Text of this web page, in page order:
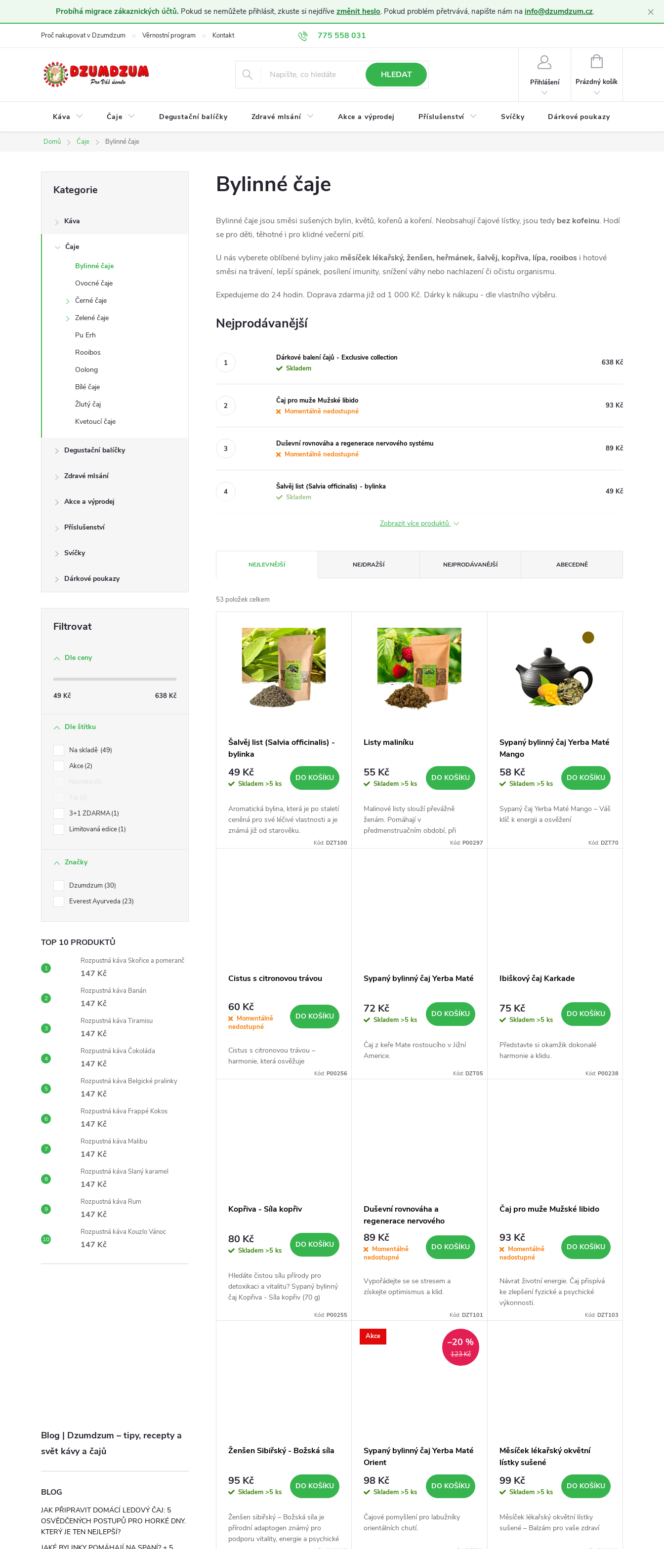
Probíhá migrace zákaznických účtů. Pokud se nemůžete přihlásit, zkuste si nejdříve změnit heslo. Pokud problém přetrvává, napište nám na info@dzumdzum.cz. ×
775 558 031
Proč nakupovat v Dzumdzum Věrnostní program Kontakt Doprava a platba Obchodní podmínky
HLEDAT
Přihlášení
NÁKUPNÍ
Prázdný košík
Káva Čaje Degustační balíčky Zdravé mlsání Akce a výprodej Příslušenství Svíčky Dárkové poukazy
Domů Čaje Bylinné čaje
s
kategorie
Kategorie
Káva
Čaje
Bylinné čaje
Ovocné čaje
Černé čaje
Zelené čaje
Pu Erh
Rooibos
Oolong
Bílé čaje
Žlutý čaj
Kvetoucí čaje
Degustační balíčky
Zdravé mlsání
Akce a výprodej
Příslušenství
Svíčky
Dárkové poukazy
Dle ceny
49 Kč 638 Kč
Dle štítku
Na skladě 49
Akce 2
3+1 ZDARMA 1
Limitovaná edice 1
Značky
Dzumdzum 30
Everest Ayurveda 23
TOP 10 PRODUKTŮ
Rozpustná káva Skořice a pomeranč
147 Kč
Rozpustná káva Banán
147 Kč
Rozpustná káva Tiramisu
147 Kč
Rozpustná káva Čokoláda
147 Kč
Rozpustná káva Belgické pralinky
147 Kč
Rozpustná káva Frappé Kokos
147 Kč
Rozpustná káva Malibu
147 Kč
Rozpustná káva Slaný karamel
147 Kč
Rozpustná káva Rum
147 Kč
Rozpustná káva Kouzlo Vánoc
147 Kč
Blog | Dzumdzum – tipy, recepty a
svět kávy a čajů
BLOG
JAK PŘIPRAVIT DOMÁCÍ LEDOVÝ ČAJ: 5
OSVĚDČENÝCH POSTUPŮ PRO HORKÉ DNY.
KTERÝ JE TEN NEJLEPŠÍ?
Bylinné čaje
Bylinné čaje jsou směsi sušených bylin, květů, kořenů a koření. Neobsahují čajové lístky, jsou tedy bez kofeinu. Hodí
se pro děti, těhotné i pro klidné večerní pití.
U nás vyberete oblíbené byliny jako měsíček lékařský, ženšen, heřmánek, šalvěj, kopřiva, lípa, rooibos i hotové
směsi na trávení, lepší spánek, posílení imunity, snížení váhy nebo nachlazení či očistu organismu.
Expedujeme do 24 hodin. Doprava zdarma již od 1 000 Kč. Dárky k nákupu - dle vlastního výběru.
Nejprodávanější
Dárkové balení čajů - Exclusive collection
Skladem
638 Kč
Čaj pro muže Mužské libido
Momentálně nedostupné
93 Kč
Duševní rovnováha a regenerace nervového systému
Momentálně nedostupné
89 Kč
Šalvěj list (Salvia officinalis) - bylinka
Skladem
49 Kč
Zobrazit více produktů
a
z
NEJLEVNĚJŠÍ NEJDRAŽŠÍ NEJPRODÁVANĚJŠÍ ABECEDNĚ
53 položek celkem
u
Šalvěj list (Salvia officinalis) -
bylinka
49 Kč
Skladem >5 ks
DO KOŠÍKU
Aromatická bylina, která je po staletí
ceněná pro své léčivé vlastnosti a je
známá již od starověku.
Kód:DZT100
Listy maliníku
55 Kč
Skladem>5 ks
DO KOŠÍKU
Malinové listy slouží převážně
ženám. Pomáhají v
předmenstruačním období, při
menstruačních obtíží, i běhemKód: P00297
Sypaný bylinný čaj Yerba Maté
Mango
58 Kč
Skladem >5 ks
DO KOŠÍKU
Sypaný čaj Yerba Maté Mango – Váš
klíč k energii a osvěžení
Kód: DZT70
Cistus s citronovou trávou
60 Kč
Momentálně
nedostupné
DO KOŠÍKU
Cistus s citronovou trávou –
harmonie, která osvěžuje
Kód:P00256
Sypaný bylinný čaj Yerba Maté
72 Kč
Skladem>5 ks
DO KOŠÍKU
Čaj z keře Mate rostoucího v Jižní
Americe.
Kód: DZT05
Ibiškový čaj Karkade
75 Kč
Skladem >5 ks
DO KOŠÍKU
Představte si okamžik dokonalé
harmonie a klidu.
Kód: P00238
Kopřiva - Síla kopřiv
80 Kč
Skladem >5 ks
DO KOŠÍKU
Hledáte čistou sílu přírody pro
detoxikaci a vitalitu? Sypaný bylinný
čaj Kopřiva - Síla kopřiv (70 g)
dvoudomé bez přidaných látek.
Kód:P00255
Duševní rovnováha a
regenerace nervového
systému
89 Kč
Momentálně
nedostupné
DO KOŠÍKU
Vypořádejte se se stresem a
získejte optimismus a klid.
Kód: DZT101
Čaj pro muže Mužské libido
93 Kč
Momentálně
nedostupné
DO KOŠÍKU
Návrat životní energie. Čaj přispívá
ke zlepšení fyzické a psychické
výkonnosti.
Kód: DZT103
Ženšen Sibiřský - Božská síla
95 Kč
Skladem >5 ks
DO KOŠÍKU
Ženšen sibiřský – Božská síla je
přírodní adaptogen známý pro
podporu vitality, energie a psychické
Akce
123 Kč
–20 %
Sypaný bylinný čaj Yerba Maté
Orient
98 Kč
Skladem>5 ks
DO KOŠÍKU
Čajové pomyšlení pro labužníky
orientálních chutí.
Měsíček lékařský okvětní
lístky sušené
99 Kč
Skladem >5 ks
DO KOŠÍKU
Měsíček lékařský okvětní lístky
sušené – Balzám pro vaše zdraví